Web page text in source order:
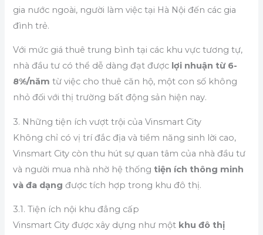
gia nước ngoài, người làm việc tại Hà Nội đến các gia
đình trẻ.
Với mức giá thuê trung bình tại các khu vực tương tự,
nhà đầu tư có thể dễ dàng đạt được lợi nhuận từ 6-
8%/năm từ việc cho thuê căn hộ, một con số không
nhỏ đối với thị trường bất động sản hiện nay.
3. Những tiện ích vượt trội của Vinsmart City
Không chỉ có vị trí đắc địa và tiềm năng sinh lời cao,
Vinsmart City còn thu hút sự quan tâm của nhà đầu tư
và người mua nhà nhờ hệ thốngtiện ích thông minh
và đa dạng được tích hợp trong khu đô thị.
3.1. Tiện ích nội khu đẳng cấp
Vinsmart City được xây dựng như một khu đô thị